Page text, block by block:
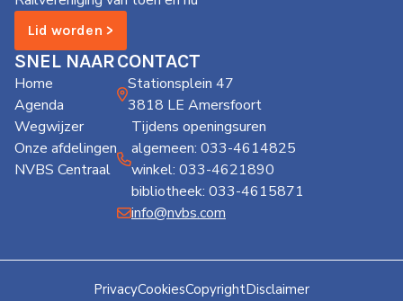
Lid worden >
SNEL NAAR
Home
Agenda
Wegwijzer
Onze afdelingen
NVBS Centraal
CONTACT
Stationsplein 47
3818 LE Amersfoort
Tijdens openingsuren
algemeen: 033-4614825
winkel: 033-4621890
bibliotheek: 033-4615871
info@nvbs.com
PrivacyCookiesCopyrightDisclaimer